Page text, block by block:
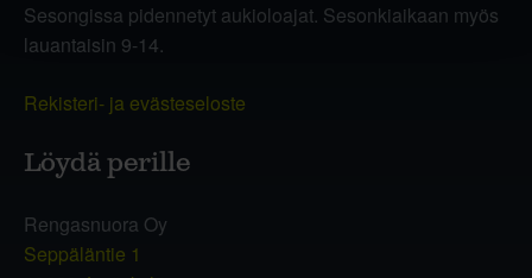
Sesongissa pidennetyt aukioloajat. Sesonkiaikaan myös
lauantaisin 9-14.
Rekisteri- ja evästeseloste
Löydä perille
Rengasnuora Oy
Seppäläntie 1